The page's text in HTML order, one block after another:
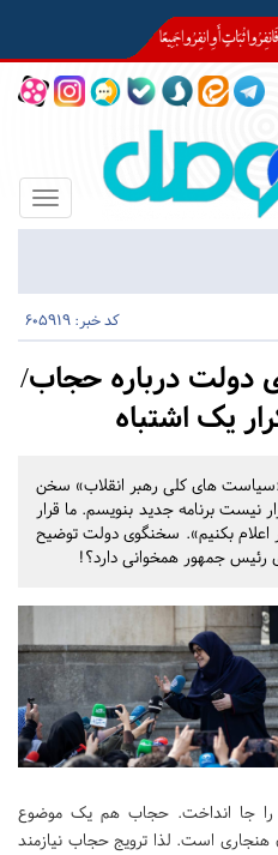
Toggle
کد خبر: 605919
دولت درباره حجاب/
یک اشتباه
«سیاست های کلی رهبر انقلاب» سخن
نیست برنامه جدید بنویسم. ما قرار
بکنیم». سخنگوی دولت توضیح
رئیس جمهور همخوانی دارد؟!
جا انداخت. حجاب هم یک موضوع
است. لذا ترویج حجاب نیازمند